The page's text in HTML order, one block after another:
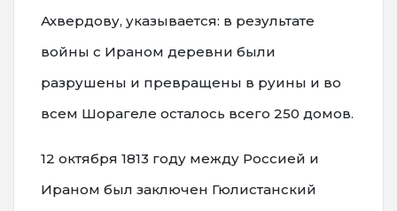
Ахвердову, указывается: в результате
войны с Ираном деревни были
разрушены и превращены в руины и во
всем Шорагеле осталось всего 250 домов.
12 октября 1813 году между Россией и
Ираном был заключен Гюлистанский